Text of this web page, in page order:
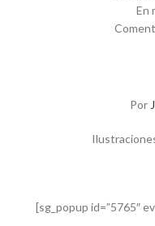
En
Por
[sg_popup id=”5765″